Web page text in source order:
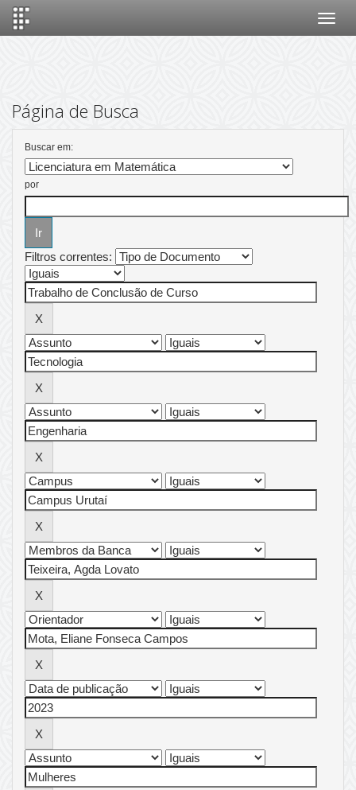
Página de Busca
Buscar em:
por
Filtros correntes: